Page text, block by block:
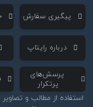
‌ پیگیری سفارش
‌ درباره رایتاپ
‌ پرسش‌های
پرتکرار
استفاده از مطالب و تصاویر